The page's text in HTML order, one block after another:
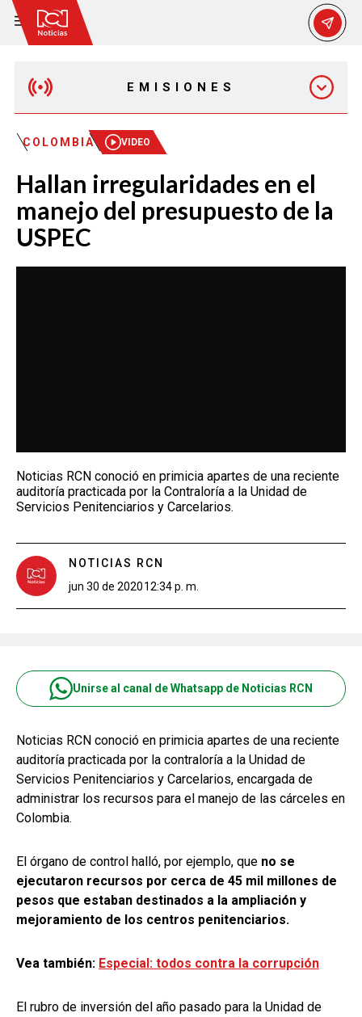
EMISIONES
EMISIÓN 12:30 PM
EMISIÓN 7:00 PM
COLOMBIA VIDEO
Hallan irregularidades en el
manejo del presupuesto de la
USPEC
Noticias RCN conoció en primicia apartes de una reciente
auditoría practicada por la Contraloría a la Unidad de
Servicios Penitenciarios y Carcelarios.
NOTICIAS RCN
jun 30 de 202012:34 p. m.
Unirse al canal de Whatsapp de Noticias RCN
Noticias RCN conoció en primicia apartes de una reciente
auditoría practicada por la contraloría a la Unidad de
Servicios Penitenciarios y Carcelarios, encargada de
administrar los recursos para el manejo de las cárceles en
Colombia.
El órgano de control halló, por ejemplo, que no se
ejecutaron recursos por cerca de 45 mil millones de
pesos que estaban destinados a la ampliación y
mejoramiento de los centros penitenciarios.
Vea también: Especial: todos contra la corrupción
El rubro de inversión del año pasado para la Unidad de